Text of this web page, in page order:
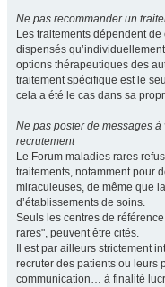
Ne pas recommander un
Les traitements dépendent
dispensés
options thérapeutiques des
traitement spécifique est le
cela a été le cas dans sa
Ne pas poster de messages
recrutement
Le Forum maladies rares
traitements, notamment pour
miraculeuses, de même que
d’établissements de soins.
Seuls les centres de
rares", peuvent être cités.
Il est par ailleurs strictement
recruter des patients ou leurs
communication… à finalité